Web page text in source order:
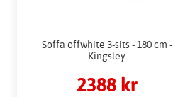
Soffa offwhite 3-sits - 180 cm -
Kingsley
2388 kr